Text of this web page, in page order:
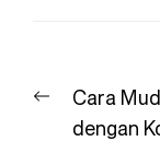
pos
Previous
post:
Cara
dengan